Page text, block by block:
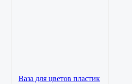
Ваза для цветов пластик